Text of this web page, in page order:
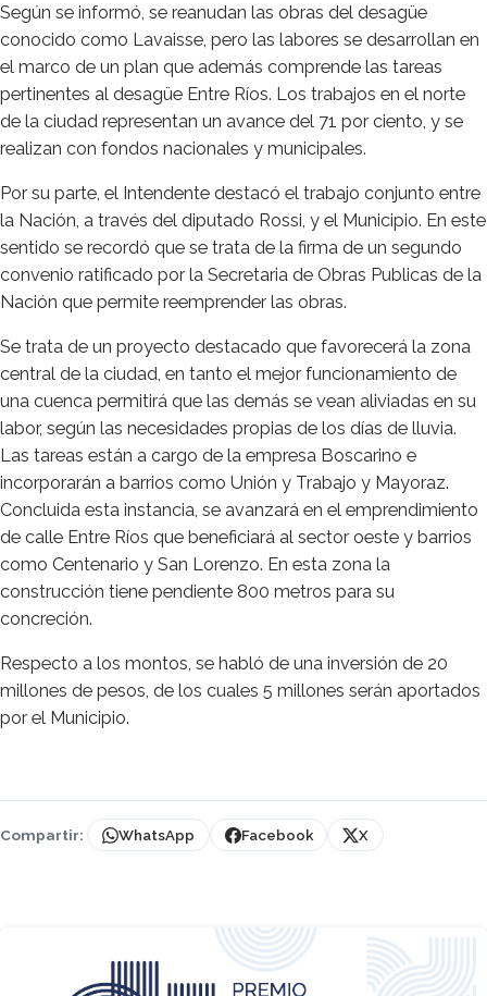
Según se informó, se reanudan las obras del desagüe
conocido como Lavaisse, pero las labores se desarrollan en
el marco de un plan que además comprende las tareas
pertinentes al desagüe Entre Ríos. Los trabajos en el norte
de la ciudad representan un avance del 71 por ciento, y se
realizan con fondos nacionales y municipales.
Por su parte, el Intendente destacó el trabajo conjunto entre
la Nación, a través del diputado Rossi, y el Municipio. En este
sentido se recordó que se trata de la firma de un segundo
convenio ratificado por la Secretaria de Obras Publicas de la
Nación que permite reemprender las obras.
Se trata de un proyecto destacado que favorecerá la zona
central de la ciudad, en tanto el mejor funcionamiento de
una cuenca permitirá que las demás se vean aliviadas en su
labor, según las necesidades propias de los días de lluvia.
Las tareas están a cargo de la empresa Boscarino e
incorporarán a barrios como Unión y Trabajo y Mayoraz.
Concluida esta instancia, se avanzará en el emprendimiento
de calle Entre Ríos que beneficiará al sector oeste y barrios
como Centenario y San Lorenzo. En esta zona la
construcción tiene pendiente 800 metros para su
concreción.
Respecto a los montos, se habló de una inversión de 20
millones de pesos, de los cuales 5 millones serán aportados
por el Municipio.
Compartir: WhatsApp Facebook X